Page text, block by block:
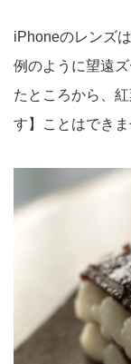
iPhoneのレンズ
例のように望遠
たところから、
す】ことはできま